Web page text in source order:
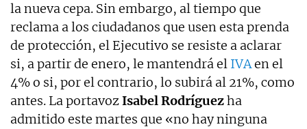
la nueva cepa. Sin embargo, al tiempo que
reclama a los ciudadanos que usen esta prenda
de protección, el Ejecutivo se resiste a aclarar
si, a partir de enero, le mantendrá el IVAen el
4% o si, por el contrario, lo subirá al 21%, como
antes. La portavozIsabel Rodríguezha
admitido este martes que «no hay ninguna